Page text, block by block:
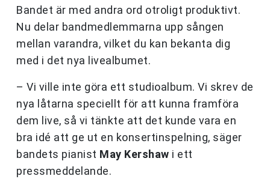
Bandet är med andra ord otroligt produktivt.
Nu delar bandmedlemmarna upp sången
mellan varandra, vilket du kan bekanta dig
med i det nya livealbumet.
– Vi ville inte göra ett studioalbum. Vi skrev de
nya låtarna speciellt för att kunna framföra
dem live, så vi tänkte att det kunde vara en
bra idé att ge ut en konsertinspelning, säger
bandets pianist May Kershaw i ett
pressmeddelande.